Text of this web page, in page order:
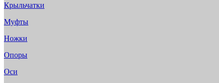
Крыльчатки
Муфты
Ножки
Опоры
Оси